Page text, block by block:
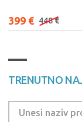
399 € 448 €
TRENUTNO